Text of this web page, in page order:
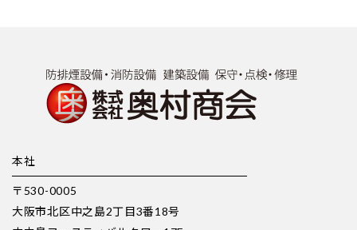
本社
〒530-0005
大阪市北区中之島2丁目3番18号